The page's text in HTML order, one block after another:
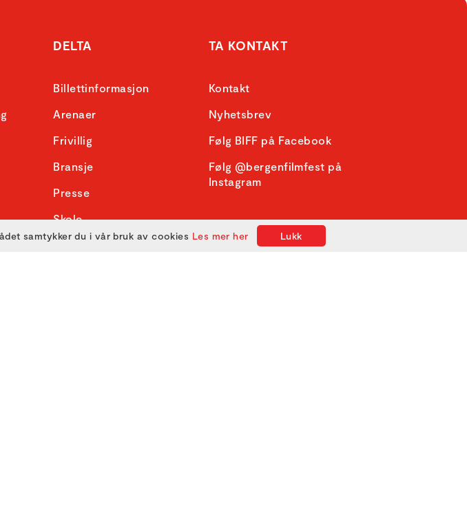
DELTA
Billettinformasjon
Arenaer
Frivillig
Bransje
Presse
Skole
TA KONTAKT
Kontakt
Nyhetsbrev
Følg BIFF på Facebook
Følg @bergenfilmfest på
Instagram
Lukk
samtykker du i vår bruk av cookies Les mer her